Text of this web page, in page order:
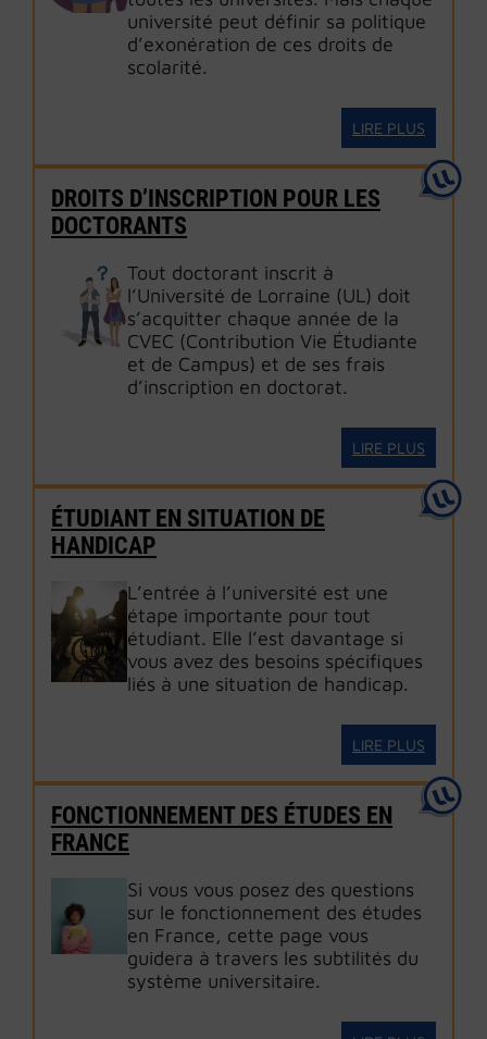
université peut définir sa politique
d’exonération de ces droits de
scolarité.
LIRE PLUS
DROITS D’INSCRIPTION POUR LES
DOCTORANTS
Tout doctorant inscrit à
l’Université de Lorraine (UL) doit
s’acquitter chaque année de la
CVEC (Contribution Vie Étudiante
et de Campus) et de ses frais
d’inscription en doctorat.
LIRE PLUS
ÉTUDIANT EN SITUATION DE
HANDICAP
L’entrée à l’université est une
étape importante pour tout
étudiant. Elle l’est davantage si
vous avez des besoins spécifiques
liés à une situation de handicap.
LIRE PLUS
FONCTIONNEMENT DES ÉTUDES EN
FRANCE
Si vous vous posez des questions
sur le fonctionnement des études
en France, cette page vous
guidera à travers les subtilités du
système universitaire.